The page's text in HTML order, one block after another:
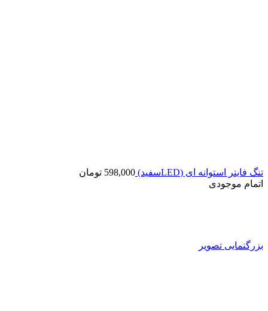
تنگ فایتر استوانه ای (LEDسفید) 598,000 تومان
اتمام موجودی
بزرگنمایی تصویر